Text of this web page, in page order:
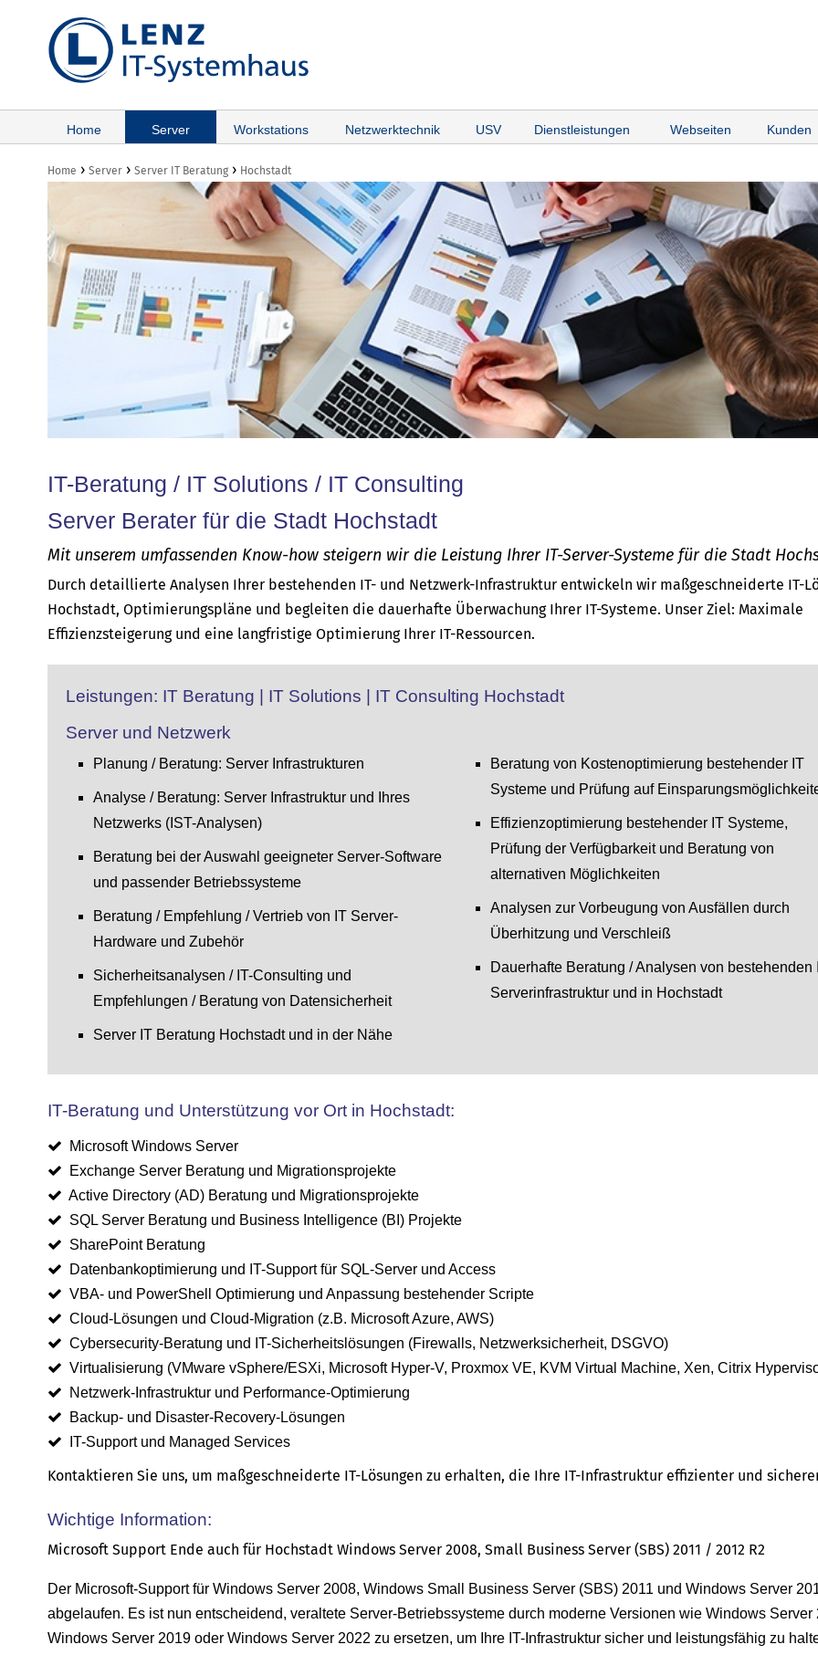
Home Server Workstations Netzwerktechnik USV Dienstleistungen Webseiten Kunden
Home › Server › Server IT Beratung › Hochstadt
IT-Beratung / IT Solutions / IT Consulting
Server Berater für die Stadt Hochstadt
Mit unserem umfassenden Know-how steigern wir die Leistung Ihrer IT-Server-Systeme für die Stadt
Durch detaillierte Analysen Ihrer bestehenden IT- und Netzwerk-Infrastruktur entwickeln wir maßgeschneiderte IT-
Hochstadt, Optimierungspläne und begleiten die dauerhafte Überwachung Ihrer IT-Systeme. Unser Ziel: Maximale
Effizienzsteigerung und eine langfristige Optimierung Ihrer IT-Ressourcen.
Leistungen: IT Beratung | IT Solutions | IT Consulting Hochstadt
Server und Netzwerk
Planung / Beratung: Server Infrastrukturen
Analyse / Beratung: Server Infrastruktur und Ihres
Netzwerks (IST-Analysen)
Beratung bei der Auswahl geeigneter Server-Software
und passender Betriebssysteme
Beratung / Empfehlung / Vertrieb von IT Server-
Hardware und Zubehör
Sicherheitsanalysen / IT-Consulting und
Empfehlungen / Beratung von Datensicherheit
Server IT Beratung Hochstadt und in der Nähe
Beratung von Kostenoptimierung bestehender IT
Systeme und Prüfung auf
Effizienzoptimierung bestehender IT Systeme,
Prüfung der Verfügbarkeit und Beratung von
alternativen Möglichkeiten
Analysen zur Vorbeugung von Ausfällen durch
Überhitzung und Verschleiß
Dauerhafte Beratung / Analysen von bestehenden
Serverinfrastruktur und in Hochstadt
IT-Beratung und Unterstützung vor Ort in Hochstadt:
Microsoft Windows Server
Exchange Server Beratung und Migrationsprojekte
Active Directory (AD) Beratung und Migrationsprojekte
SQL Server Beratung und Business Intelligence (BI) Projekte
SharePoint Beratung
Datenbankoptimierung und IT-Support für SQL-Server und Access
VBA- und PowerShell Optimierung und Anpassung bestehender Scripte
Cloud-Lösungen und Cloud-Migration (z.B. Microsoft Azure, AWS)
Cybersecurity-Beratung und IT-Sicherheitslösungen (Firewalls, Netzwerksicherheit, DSGVO)
Virtualisierung (VMware vSphere/ESXi, Microsoft Hyper-V, Proxmox VE, KVM Virtual Machine, Xen, Citrix
Netzwerk-Infrastruktur und Performance-Optimierung
Backup- und Disaster-Recovery-Lösungen
IT-Support und Managed Services
Kontaktieren Sie uns, um maßgeschneiderte IT-Lösungen zu erhalten, die Ihre IT-Infrastruktur effizienter und
Wichtige Information:
Microsoft Support Ende auch für Hochstadt Windows Server 2008, Small Business Server (SBS) 2011 / 2012 R2
Der Microsoft-Support für Windows Server 2008, Windows Small Business Server (SBS) 2011 und Windows Server
abgelaufen. Es ist nun entscheidend, veraltete Server-Betriebssysteme durch moderne Versionen wie Windows Server
Windows Server 2019 oder Windows Server 2022 zu ersetzen, um Ihre IT-Infrastruktur sicher und leistungsfähig zu